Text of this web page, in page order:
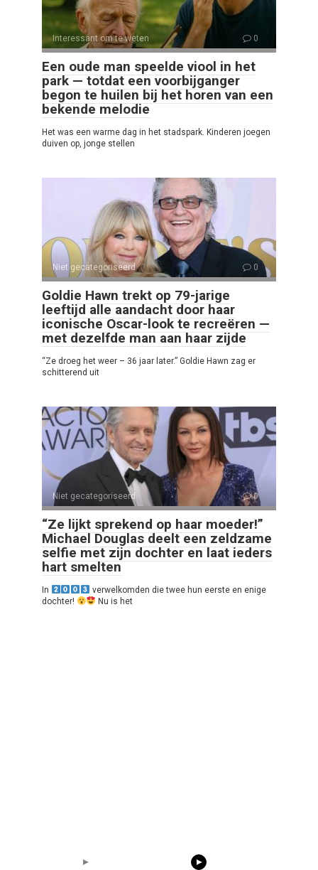
Interessant om te weten 0
Een oude man speelde viool in het
park — totdat een voorbijganger
begon te huilen bij het horen van een
bekende melodie
Het was een warme dag in het stadspark. Kinderen joegen
duiven op, jonge stellen
Niet gecategoriseerd 0
Goldie Hawn trekt op 79-jarige
leeftijd alle aandacht door haar
iconische Oscar-look te recreëren —
met dezelfde man aan haar zijde
“Ze droeg het weer – 36 jaar later.” Goldie Hawn zag er
schitterend uit
Niet gecategoriseerd 0
“Ze lijkt sprekend op haar moeder!”
Michael Douglas deelt een zeldzame
selfie met zijn dochter en laat ieders
hart smelten
In
verwelkomden die twee hun eerste en enige
dochter!
Nu is het